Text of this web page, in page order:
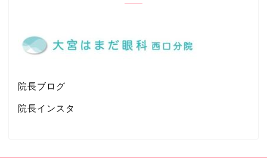
院長ブログ
院長インスタ